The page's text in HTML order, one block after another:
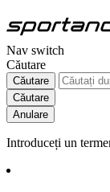
Nav switch
Căutare
Căutare
Căutare
Anulare
Introduceți un